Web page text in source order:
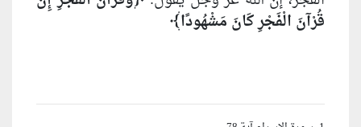
قُرْآنَ الْفَجْرِ كَانَ مَشْهُودًا﴾